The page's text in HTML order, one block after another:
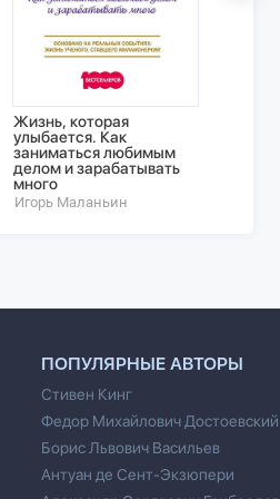
Жизнь, которая
улыбается. Как
заниматься любимым
делом и зарабатывать
много
Игорь Маланьин
ПОПУЛЯРНЫЕ АВТОРЫ
Стивен Кинг
Федор Михайлович Достоевский
Борис Львович Васильев
Антуан де Сент-Экзюпери